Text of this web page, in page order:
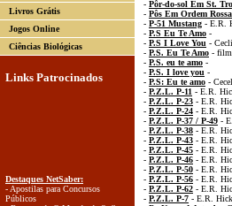
Livros Grátis
Jogos Online
Ciências Biológicas
Links Patrocinados
Destaques NetSaber:
- Apostilas para Concursos
Públicos
- Pôr-do-sol Em St.
- Pôs Em Ordem
- P-51 Mustang - E.R.
- P.S Eu Te Amo -
- P.S I Love You -
- P.S. Eu Te Amo -
- P.S. eu te amo -
- P.S. I love you -
- P.S: Eu te amo -
- P.Z.L. P-11 - E.R.
- P.Z.L. P-23 - E.R.
- P.Z.L. P-24 - E.R.
- P.Z.L. P-37 / P-49 -
- P.Z.L. P-38 - E.R.
- P.Z.L. P-43 - E.R.
- P.Z.L. P-45 - E.R.
- P.Z.L. P-46 - E.R.
- P.Z.L. P-50 - E.R.
- P.Z.L. P-56 - E.R.
- P.Z.L. P-62 - E.R.
- P.Z.L. P-7 - E.R.